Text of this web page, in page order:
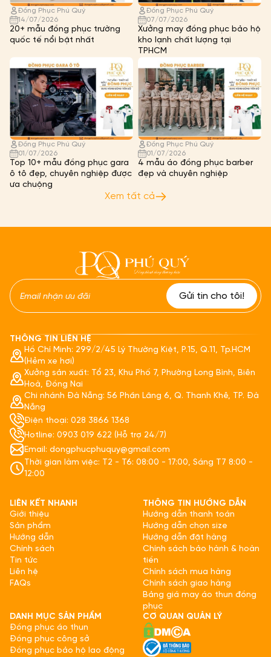
Đồng Phục Phú Quý
14/07/2026
20+ mẫu đồng phục trường
quốc tế nổi bật nhất
Đồng Phục Phú Quý
07/07/2026
Xưởng may đồng phục bảo hộ
kho lạnh chất lượng tại
TPHCM
Đồng Phục Phú Quý
01/07/2026
Top 10+ mẫu đồng phục gara
ô tô đẹp, chuyên nghiệp được
ưa chuộng
Đồng Phục Phú Quý
01/07/2026
4 mẫu áo đồng phục barber
đẹp và chuyên nghiệp
Xem tất cả
THÔNG TIN LIÊN HỆ
Hồ Chí Minh: 299/2/45 Lý Thường Kiệt, P.15, Q.11, Tp.HCM
(Hẻm xe hơi)
Xưởng sản xuất: Tổ 23, Khu Phố 7, Phường Long Bình, Biên
Hoà, Đồng Nai
Chi nhánh Đà Nẵng: 56 Phần Lăng 6, Q. Thanh Khê, TP. Đà
Nẵng
Điện thoại: 028 3866 1368
Hotline: 0903 019 622 (Hỗ trợ 24/7)
Email: dongphucphuquy@gmail.com
Thời gian làm việc: T2 - T6: 08:00 - 17:00, Sáng T7 8:00 -
12:00
LIÊN KẾT NHANH
Giới thiệu
Sản phẩm
Hướng dẫn
Chính sách
Tin tức
Liên hệ
FAQs
THÔNG TIN HƯỚNG DẪN
Hướng dẫn thanh toán
Hướng dẫn chọn size
Hướng dẫn đặt hàng
Chính sách bảo hành & hoàn
tiền
Chính sách mua hàng
Chính sách giao hàng
Bảng giá may áo thun đồng
phục
DANH MỤC SẢN PHẨM
Đồng phục áo thun
Đồng phục công sở
Đồng phục bảo hộ lao động
CƠ QUAN QUẢN LÝ